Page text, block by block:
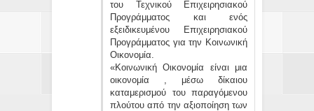
του Τεχνικού Επιχειρησιακού
Προγράμματος και ενός
εξειδικευμένου Επιχειρησιακού
Προγράμματος για την Κοινωνική
Οικονομία.
«Κοινωνική Οικονομία είναι μια
οικονομία , μέσω δίκαιου
καταμερισμού του παραγόμενου
πλούτου από την αξιοποίηση των